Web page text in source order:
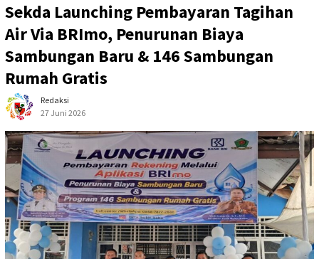
Sekda Launching Pembayaran Tagihan
Air Via BRImo, Penurunan Biaya
Sambungan Baru & 146 Sambungan
Rumah Gratis
Redaksi
27 Juni 2026